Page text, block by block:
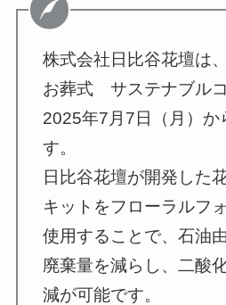
株式会社日比谷花壇は
お葬式 サステナブル
2025年7月7日（月）か
す。
日比谷花壇が開発した
キットをフローラルフ
使用することで、石油
廃棄量を減らし、二酸
減が可能です。